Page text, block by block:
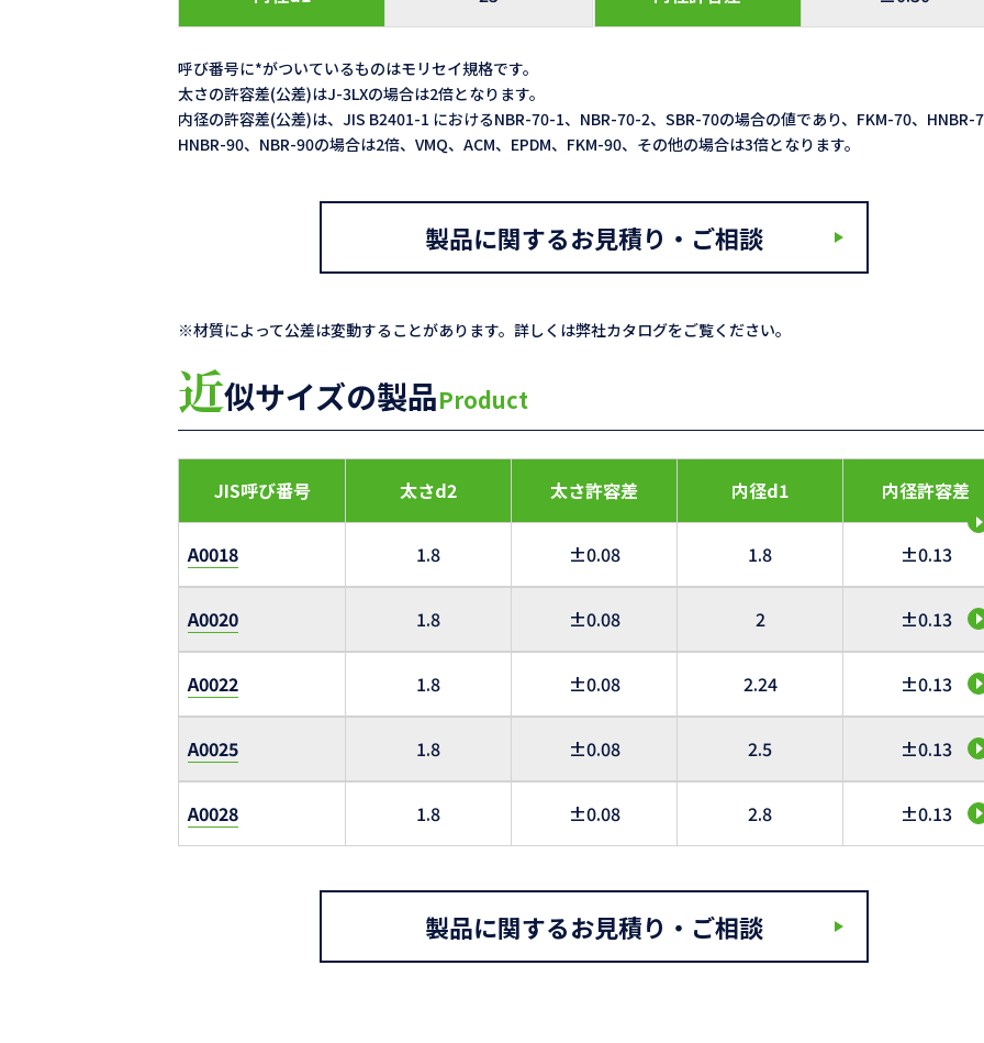
呼び番号に*がついているものはモリセイ規格です。
太さの許容差(公差)はJ-3LXの場合は2倍となります。
内径の許容差(公差)は、JIS B2401-1 におけるNBR-70-1、NBR-70-2、SBR-70の場合の値であり、FKM-70、HNBR-
HNBR-90、NBR-90の場合は2倍、VMQ、ACM、EPDM、FKM-90、その他の場合は3倍となります。
製品に関するお見積り・ご相談
※材質によって公差は変動することがあります。詳しくは弊社カタログをご覧ください。
近似サイズの製品Product
JIS呼び番号 太さd2 太さ許容差 内径d1 内径許容差
A0018 1.8 ±0.08 1.8 ±0.13
A0020 1.8 ±0.08 2 ±0.13
A0022 1.8 ±0.08 2.24 ±0.13
A0025 1.8 ±0.08 2.5 ±0.13
A0028 1.8 ±0.08 2.8 ±0.13
製品に関するお見積り・ご相談